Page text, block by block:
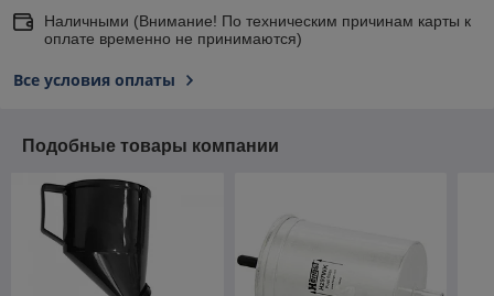
Наличными (Внимание! По техническим причинам карты к
оплате временно не принимаются)
Все условия оплаты
Подобные товары компании